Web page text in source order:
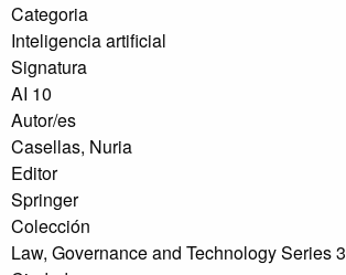
Categoria
Inteligencia artificial
Signatura
AI 10
Autor/es
Casellas, Nuria
Editor
Springer
Colección
Law, Governance and Technology Series 3